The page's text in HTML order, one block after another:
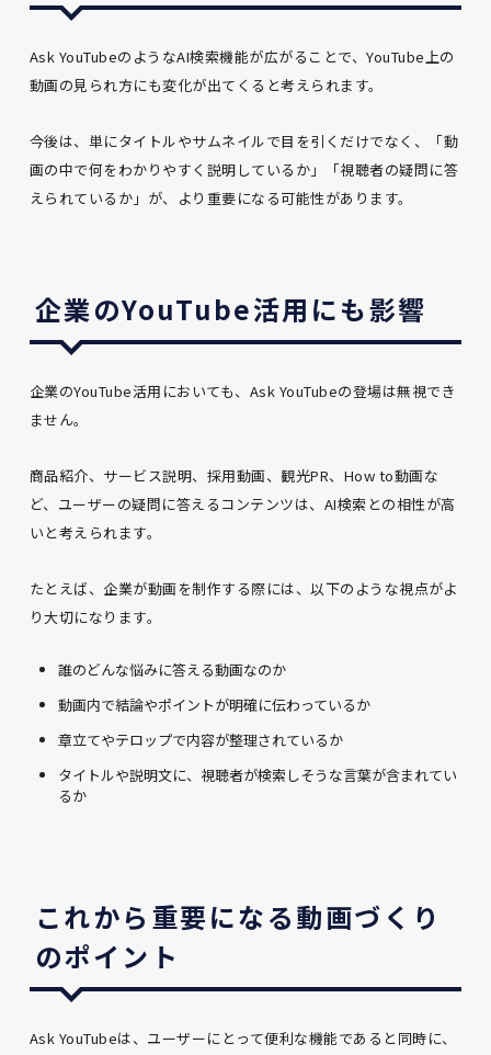
Ask YouTubeのようなAI検索機能が広がることで、YouTube上の
動画の見られ方にも変化が出てくると考えられます。
今後は、単にタイトルやサムネイルで目を引くだけでなく、「動
画の中で何をわかりやすく説明しているか」「視聴者の疑問に答
えられているか」が、より重要になる可能性があります。
企業のYouTube活用にも影響
企業のYouTube活用においても、Ask YouTubeの登場は無視でき
ません。
商品紹介、サービス説明、採用動画、観光PR、How to動画な
ど、ユーザーの疑問に答えるコンテンツは、AI検索との相性が高
いと考えられます。
たとえば、企業が動画を制作する際には、以下のような視点がよ
り大切になります。
誰のどんな悩みに答える動画なのか
動画内で結論やポイントが明確に伝わっているか
章立てやテロップで内容が整理されているか
タイトルや説明文に、視聴者が検索しそうな言葉が含まれてい
るか
これから重要になる動画づくり
のポイント
Ask YouTubeは、ユーザーにとって便利な機能であると同時に、